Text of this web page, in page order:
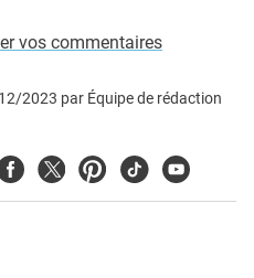
vos commentaires
2023 par Équipe de rédaction
TwitterPinterest
TiktokYoutube